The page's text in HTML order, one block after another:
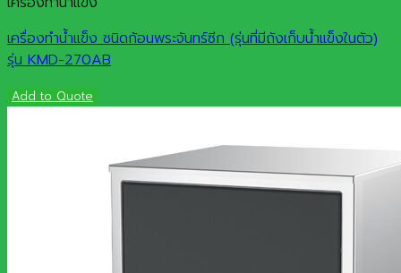
เครื่องทำน้ำแข็ง ชนิดก้อนพระจันทร์ซีก (รุ่นที่มีถังเก็บน้ำแข็งในตัว)
รุ่น KMD-270AB
Add to Quote